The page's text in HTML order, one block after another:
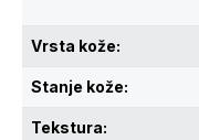
Vrsta kože:
Stanje kože:
Tekstura: